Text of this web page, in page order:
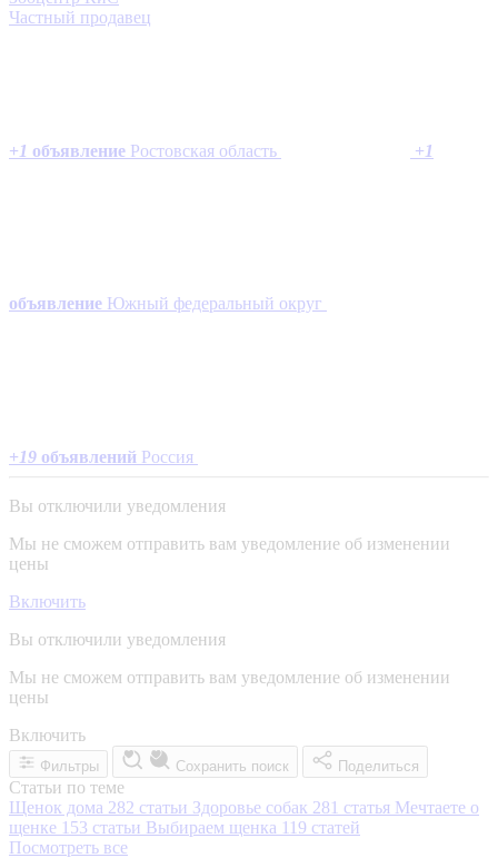
Частный продавец
+1 объявление Ростовская область +1
объявление Южный федеральный округ
+19 объявлений Россия
Вы отключили уведомления
Мы не сможем отправить вам уведомление об изменении
цены
Включить
Вы отключили уведомления
Мы не сможем отправить вам уведомление об изменении
цены
Включить
Фильтры Сохранить поиск Поделиться
Статьи по теме
Щенок дома 282 статьи Здоровье собак 281 статья Мечтаете о
щенке 153 статьи Выбираем щенка 119 статей
Посмотреть все